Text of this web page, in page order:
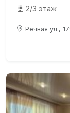
2/3 этаж
Речная ул.,